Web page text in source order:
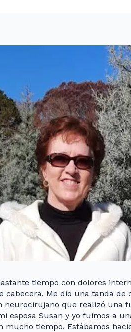
tiempo con dolores
cabecera. Me dio una tanda
neurocirujano que realizó una
esposa Susan y yo fuimos a
mucho tiempo. Estábamos